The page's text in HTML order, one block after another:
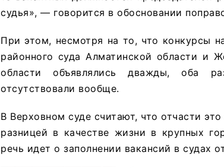
судья», — говорится в обосновании
При этом, несмотря на то, что конкурсы
районного суда Алматинской области и
области объявлялись дважды, оба
отсутствовали вообще.
В Верховном суде считают, что отчасти
разницей в качестве жизни в крупных
речь идет о заполнении вакансий в судах